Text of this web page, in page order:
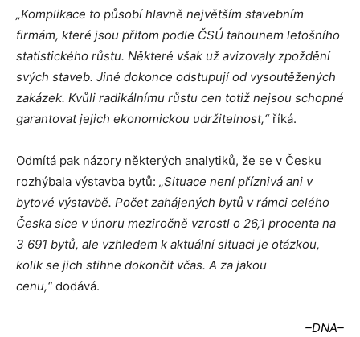
„Komplikace to působí hlavně největším stavebním
firmám, které jsou přitom podle ČSÚ tahounem letošního
statistického růstu. Některé však už avizovaly zpoždění
svých staveb. Jiné dokonce odstupují od vysoutěžených
zakázek. Kvůli radikálnímu růstu cen totiž nejsou schopné
garantovat jejich ekonomickou udržitelnost,“ říká.
Odmítá pak názory některých analytiků, že se v Česku
rozhýbala výstavba bytů: „Situace není příznivá ani v
bytové výstavbě. Počet zahájených bytů v rámci celého
Česka sice v únoru meziročně vzrostl o 26,1 procenta na
3 691 bytů, ale vzhledem k aktuální situaci je otázkou,
kolik se jich stihne dokončit včas. A za jakou
cenu,“dodává.
–DNA–